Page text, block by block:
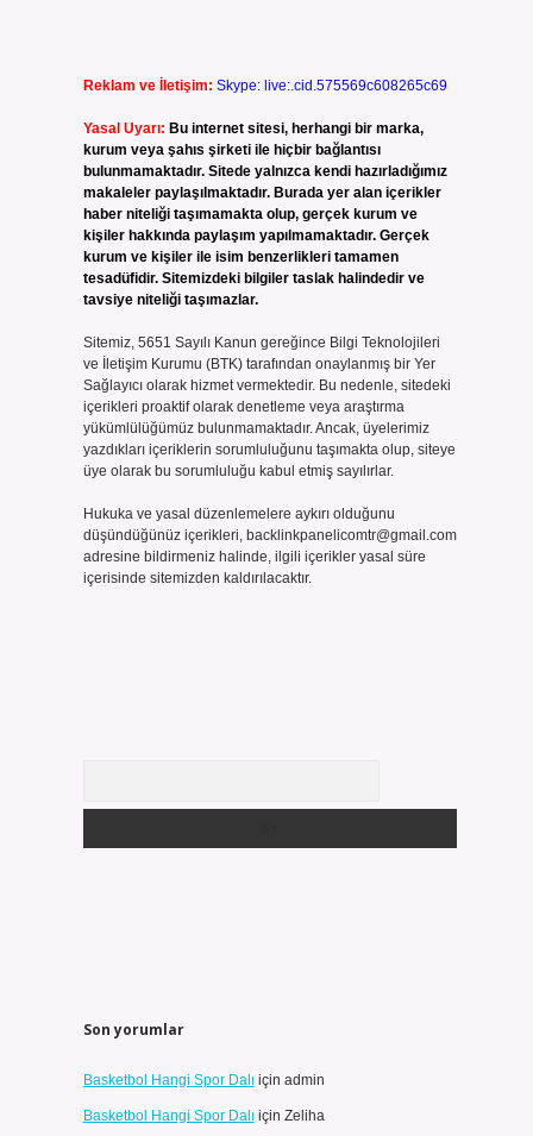
Reklam ve İletişim: Skype: live:.cid.575569c608265c69
Yasal Uyarı: Bu internet sitesi, herhangi bir marka,
kurum veya şahıs şirketi ile hiçbir bağlantısı
bulunmamaktadır. Sitede yalnızca kendi hazırladığımız
makaleler paylaşılmaktadır. Burada yer alan içerikler
haber niteliği taşımamakta olup, gerçek kurum ve
kişiler hakkında paylaşım yapılmamaktadır. Gerçek
kurum ve kişiler ile isim benzerlikleri tamamen
tesadüfidir. Sitemizdeki bilgiler taslak halindedir ve
tavsiye niteliği taşımazlar.
Sitemiz, 5651 Sayılı Kanun gereğince Bilgi Teknolojileri
ve İletişim Kurumu (BTK) tarafından onaylanmış bir Yer
Sağlayıcı olarak hizmet vermektedir. Bu nedenle, sitedeki
içerikleri proaktif olarak denetleme veya araştırma
yükümlülüğümüz bulunmamaktadır. Ancak, üyelerimiz
yazdıkları içeriklerin sorumluluğunu taşımakta olup, siteye
üye olarak bu sorumluluğu kabul etmiş sayılırlar.
Hukuka ve yasal düzenlemelere aykırı olduğunu
düşündüğünüz içerikleri, backlinkpanelicomtr@gmail.com
adresine bildirmeniz halinde, ilgili içerikler yasal süre
içerisinde sitemizden kaldırılacaktır.
Son yorumlar
Basketbol Hangi Spor Dalıiçin admin
Basketbol Hangi Spor Dalıiçin Zeliha